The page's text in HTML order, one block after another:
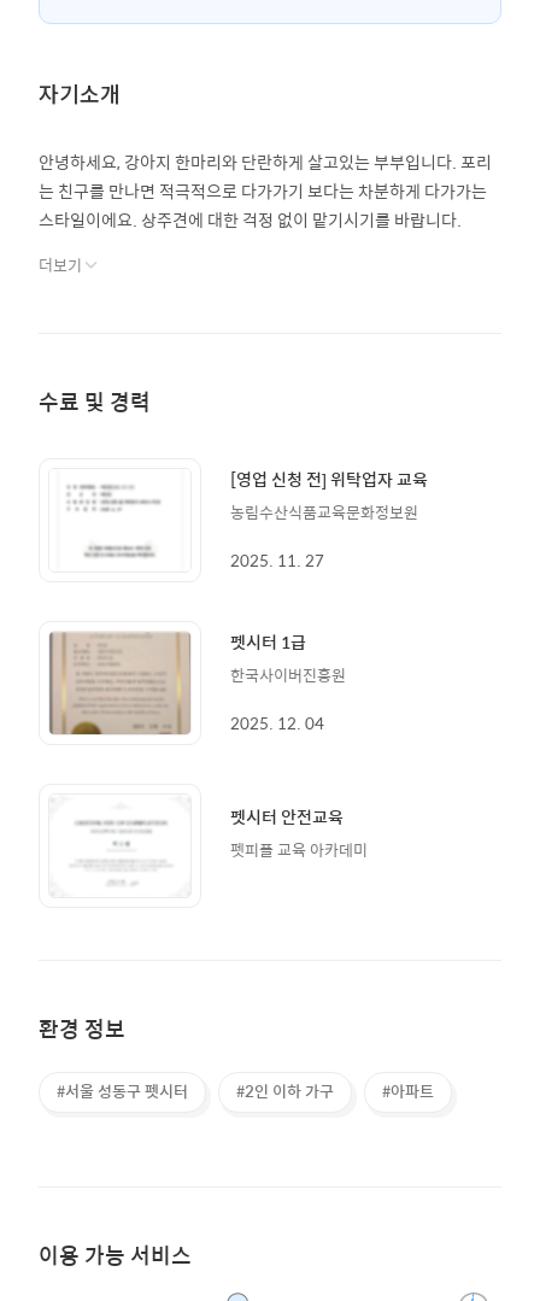
자기소개
안녕하세요, 강아지 한마리와 단란하게 살고있는 부부입니다. 포리
는 친구를 만나면 적극적으로 다가가기 보다는 차분하게 다가가는
스타일이에요. 상주견에 대한 걱정 없이 맡기시기를 바랍니다.
더보기
수료 및 경력
[영업 신청 전] 위탁업자 교육
농림수산식품교육문화정보원
2025. 11. 27
펫시터 1급
한국사이버진흥원
2025. 12. 04
펫시터 안전교육
펫피플 교육 아카데미
환경 정보
#서울 성동구 펫시터 #2인 이하 가구 #아파트
이용 가능 서비스